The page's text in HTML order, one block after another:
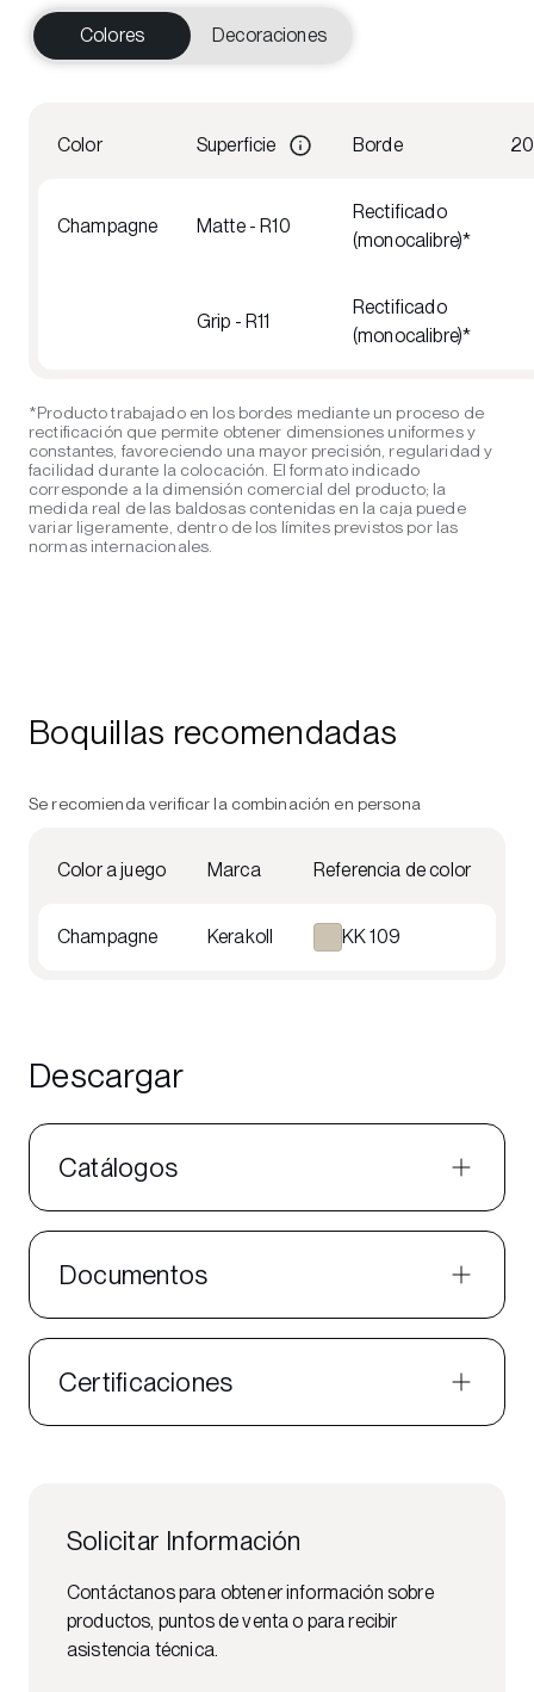
Colores Decoraciones
Color Superficie Borde
Champagne Matte - R10
Rectificado
(monocalibre)*
Grip - R11
Rectificado
(monocalibre)*
*Producto trabajado en los bordes mediante un proceso de
rectificación que permite obtener dimensiones uniformes y
constantes, favoreciendo una mayor precisión, regularidad y
facilidad durante la colocación. El formato indicado
corresponde a la dimensión comercial del producto; la
medida real de las baldosas contenidas en la caja puede
variar ligeramente, dentro de los límites previstos por las
normas internacionales.
Boquillas recomendadas
Se recomienda verificar la combinación en persona
Color a juego Marca Referencia de color
Champagne Kerakoll KK 109
Descargar
Catálogos
Documentos
Certificaciones
Solicitar Información
Contáctanos para obtener información sobre
productos, puntos de venta o para recibir
asistencia técnica.